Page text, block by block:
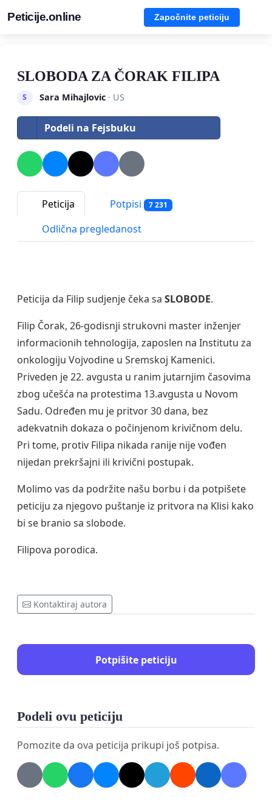
Peticije.online Započnite peticiju
SLOBODA ZA ČORAK FILIPA
S Sara Mihajlovic· US
Podeli na Fejsbuku
Peticija Potpisi 7 231
Odlična pregledanost
Peticija da Filip sudjenje čeka sa SLOBODE.
Filip Čorak, 26-godisnji strukovni master inženjer
informacionih tehnologija, zaposlen na Institutu za
onkologiju Vojvodine u Sremskoj Kamenici.
Priveden je 22. avgusta u ranim jutarnjim časovima
zbog učešća na protestima 13.avgusta u Novom
Sadu. Određen mu je pritvor 30 dana, bez
adekvatnih dokaza o počinjenom krivičnom delu.
Pri tome, protiv Filipa nikada ranije nije vođen
nijedan prekršajni ili krivični postupak.
Molimo vas da podržite našu borbu i da potpišete
peticiju za njegovo puštanje iz pritvora na Klisi kako
bi se branio sa slobode.
Filipova porodica.
Kontaktiraj autora
Potpišite peticiju
Podeli ovu peticiju
Pomozite da ova peticija prikupi još potpisa.